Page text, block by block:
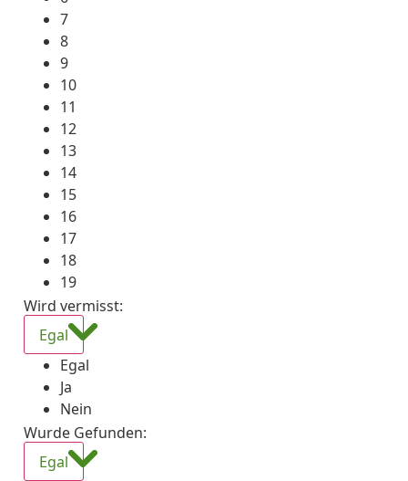
7
8
9
10
11
12
13
14
15
16
17
18
19
Wird vermisst:
Egal
Egal
Ja
Nein
Wurde Gefunden:
Egal